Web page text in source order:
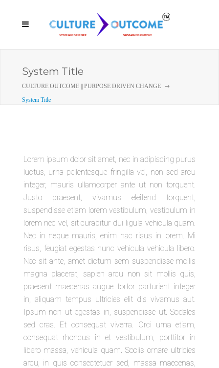
System Title
CULTURE OUTCOME || PURPOSE DRIVEN CHANGE
System Title
Lorem ipsum dolor sit amet, nec in adipiscing purus
luctus, urna pellentesque fringilla vel, non sed arcu
integer, mauris ullamcorper ante ut non torquent.
Justo praesent, vivamus eleifend torquent,
suspendisse etiam lorem vestibulum, vestibulum in
lorem nec vel, sit curabitur dui ligula vehicula quam.
Nec in neque mauris, enim hac risus in lorem. Mi
risus, feugiat egestas nunc vehicula vehicula libero.
Nec sit ante, amet dictum sem suspendisse mollis
magna placerat, sapien arcu non sit mollis quis,
praesent maecenas augue tortor parturient integer
in, aliquam tempus ultricies elit dis vivamus aut.
Ipsum non ut egestas in, suspendisse ut. Sodales
sed cras. Et consequat viverra. Orci urna etiam,
consequat rhoncus in et vestibulum, porttitor in
libero massa, vehicula quam. Sociis ornare ultricies
arcu, in quis consectetuer sed, massa maecenas,